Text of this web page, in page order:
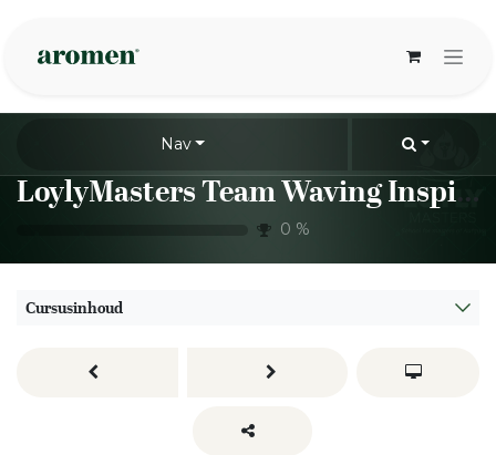
Nav
LoylyMasters Team Waving Inspiration Sessions
0 %
Cursusinhoud